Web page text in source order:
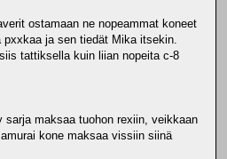
ostamaan ne nopeammat koneet
ja sen tiedät Mika itsekin.
tattiksella kuin liian nopeita c-8
sarja maksaa tuohon rexiin, veikkaan
kone maksaa vissiin siinä